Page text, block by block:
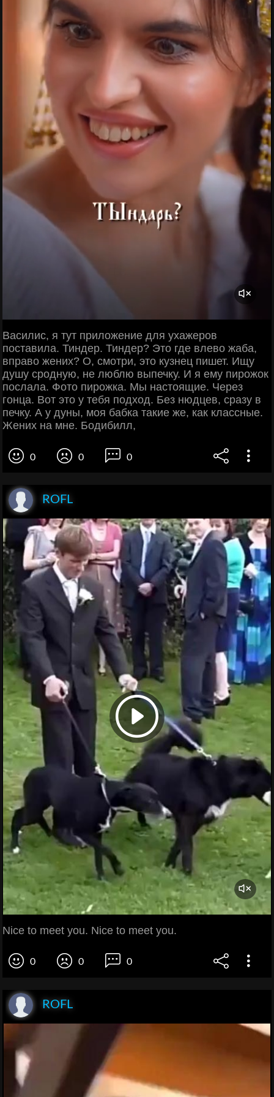
Василис, я тут приложение для ухажеров
поставила. Тиндер. Тиндер? Это где влево жаба,
вправо жених? О, смотри, это кузнец пишет. Ищу
душу сродную, не люблю выпечку. И я ему пирожок
послала. Фото пирожка. Мы настоящие. Через
гонца. Вот это у тебя подход. Без нюдцев, сразу в
печку. А у дуны, моя бабка такие же, как классные.
Жених на мне. Бодибилл,
0 0 0
ROFL
Nice to meet you. Nice to meet you.
0 0 0
ROFL